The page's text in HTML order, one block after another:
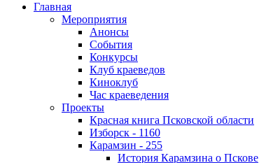
Главная
Мероприятия
Анонсы
События
Конкурсы
Клуб краеведов
Киноклуб
Час краеведения
Проекты
Красная книга Псковской области
Изборск - 1160
Карамзин - 255
История Карамзина о Пскове